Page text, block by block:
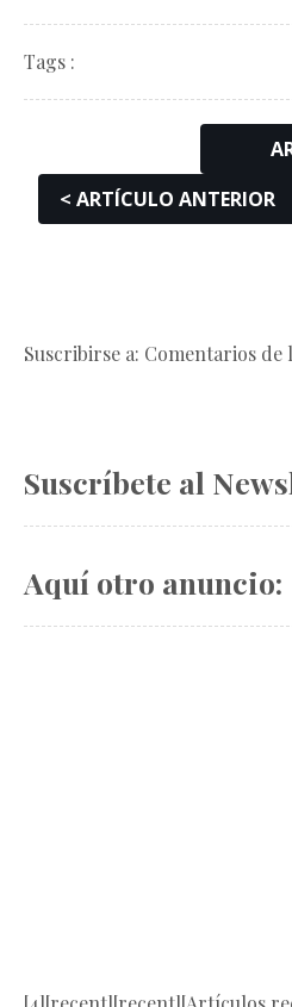
Tags :
< ARTÍCULO ANTERIOR
Suscribirse a: Comentarios
Suscríbete al
Aquí otro anuncio: